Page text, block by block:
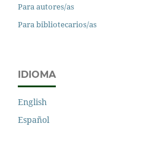
Para autores/as
Para bibliotecarios/as
IDIOMA
English
Español